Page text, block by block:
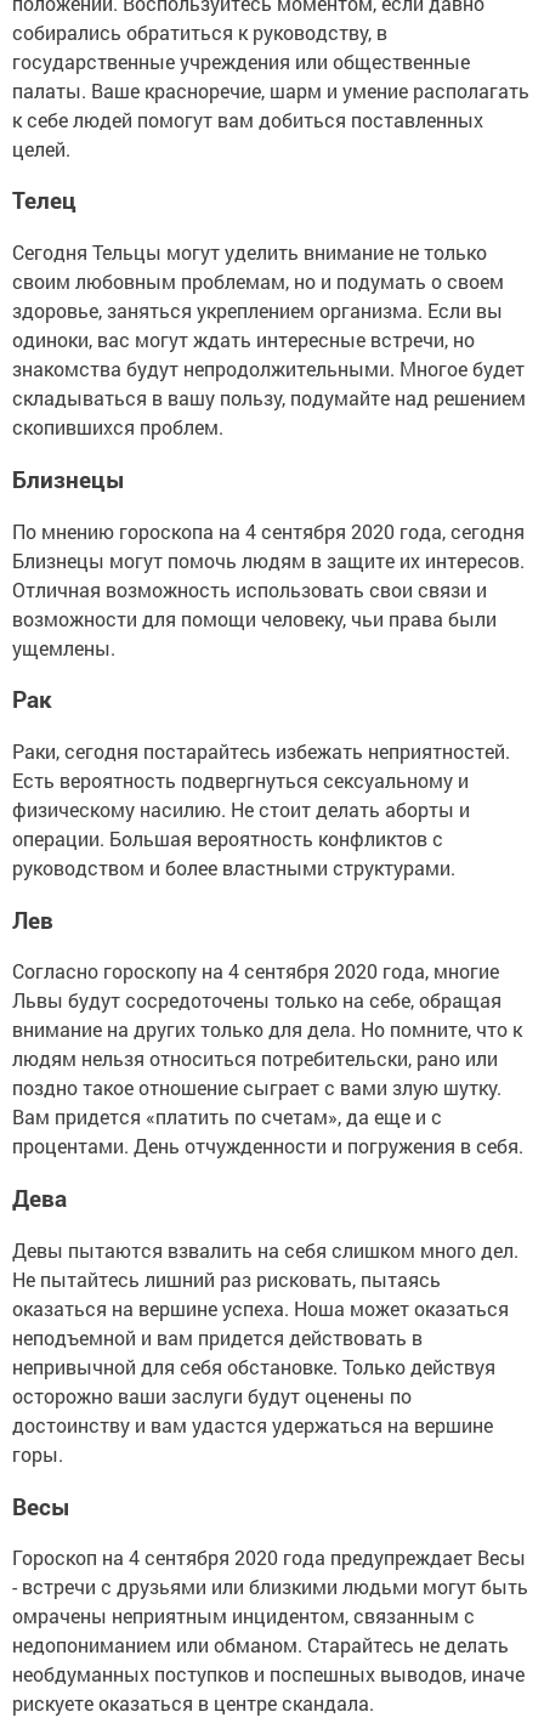
собирались обратиться к руководству, в
государственные учреждения или общественные
палаты. Ваше красноречие, шарм и умение располагать
к себе людей помогут вам добиться поставленных
целей.
Телец
Сегодня Тельцы могут уделить внимание не только
своим любовным проблемам, но и подумать о своем
здоровье, заняться укреплением организма. Если вы
одиноки, вас могут ждать интересные встречи, но
знакомства будут непродолжительными. Многое будет
складываться в вашу пользу, подумайте над решением
скопившихся проблем.
Близнецы
По мнению гороскопа на 4 сентября 2020 года, сегодня
Близнецы могут помочь людям в защите их интересов.
Отличная возможность использовать свои связи и
возможности для помощи человеку, чьи права были
ущемлены.
Рак
Раки, сегодня постарайтесь избежать неприятностей.
Есть вероятность подвергнуться сексуальному и
физическому насилию. Не стоит делать аборты и
операции. Большая вероятность конфликтов с
руководством и более властными структурами.
Лев
Согласно гороскопу на 4 сентября 2020 года, многие
Львы будут сосредоточены только на себе, обращая
внимание на других только для дела. Но помните, что к
людям нельзя относиться потребительски, рано или
поздно такое отношение сыграет с вами злую шутку.
Вам придется «платить по счетам», да еще и с
процентами. День отчужденности и погружения в себя.
Дева
Девы пытаются взвалить на себя слишком много дел.
Не пытайтесь лишний раз рисковать, пытаясь
оказаться на вершине успеха. Ноша может оказаться
неподъемной и вам придется действовать в
непривычной для себя обстановке. Только действуя
осторожно ваши заслуги будут оценены по
достоинству и вам удастся удержаться на вершине
горы.
Весы
Гороскоп на 4 сентября 2020 года предупреждает Весы
- встречи с друзьями или близкими людьми могут быть
омрачены неприятным инцидентом, связанным с
недопониманием или обманом. Старайтесь не делать
необдуманных поступков и поспешных выводов, иначе
рискуете оказаться в центре скандала.